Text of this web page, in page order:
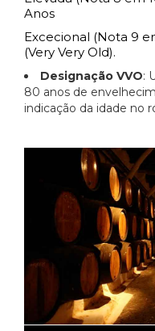
Anos
Excecional (Nota 9
(Very Very Old).
Designação VVO:
80 anos de
indicação da idade no